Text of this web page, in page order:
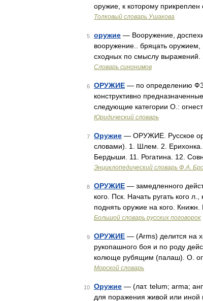
оружие, к которому
Толковый словарь Ушакова
5 оружие — Вооружение,
вооружение.. бряцать оружием,
сходных по смыслу
Словарь синонимов
6 ОРУЖИЕ — по определению ФЗ
конструктивно
следующие категории О.:
Юридический словарь
7 Оружие — ОРУЖИЕ. Русское
словами). 1. Шлем. 2.
Бердыши. 11. Рогатина. 12.
Энциклопедический словарь Ф.А.
8 ОРУЖИЕ — замедленного
кого. Пск. Начать ругать кого
поднять оружие на кого. Книжн.
Большой словарь русских поговорок
9 ОРУЖИЕ — (Arms) делится на
рукопашного боя и по роду
колюще рубящим (палаш). О.
Морской словарь
10 Оружие — (лат. telum; arma;
для поражения живой или иной